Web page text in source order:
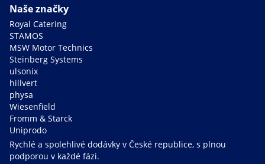
Naše značky
Royal Catering
STAMOS
MSW Motor Technics
Steinberg Systems
ulsonix
hillvert
physa
Wiesenfield
Fromm & Starck
Uniprodo
Rychlé a spolehlivé dodávky v České republice, s plnou
podporou v každé fázi.